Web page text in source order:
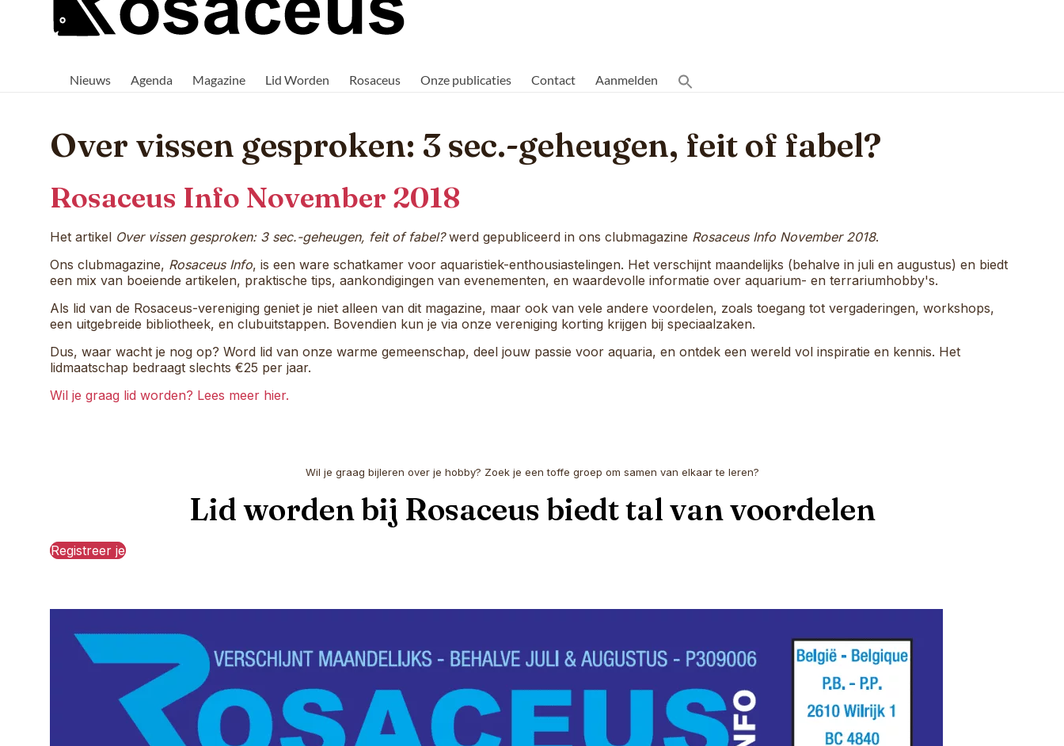
Rosaceus
passieNieuws Agenda Magazine Lid Worden Rosaceus Onze publicaties Contact Aanmelden
Over vissen gesproken: 3 sec.-geheugen, feit of fabel?
Rosaceus Info November 2018
Het artikel Over vissen gesproken: 3 sec.-geheugen, feit of fabel?werd gepubliceerd in ons clubmagazine Rosaceus Info November 2018.
Ons clubmagazine, Rosaceus Info, is een ware schatkamer voor aquaristiek-enthousiastelingen. Het verschijnt maandelijks (behalve in juli en augustus) en biedt
een mix van boeiende artikelen, praktische tips, aankondigingen van evenementen, en waardevolle informatie over aquarium- en terrariumhobby's.
Als lid van de Rosaceus-vereniging geniet je niet alleen van dit magazine, maar ook van vele andere voordelen, zoals toegang tot vergaderingen, workshops,
een uitgebreide bibliotheek, en clubuitstappen. Bovendien kun je via onze vereniging korting krijgen bij speciaalzaken.
Dus, waar wacht je nog op? Word lid van onze warme gemeenschap, deel jouw passie voor aquaria, en ontdek een wereld vol inspiratie en kennis. Het
lidmaatschap bedraagt slechts €25 per jaar.
Wil je graag lid worden? Lees meer hier.
Wil je graag bijleren over je hobby? Zoek je een toffe groep om samen van elkaar te leren?
Lid worden bij Rosaceus biedt tal van voordelen
Registreer je